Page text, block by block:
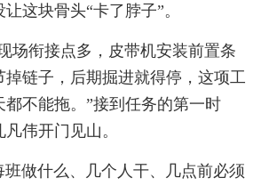
这块骨头“卡了脖子”。
场衔接点多，皮带机安装前置条
链子，后期掘进就得停，这项工
不能拖。”接到任务的第一时
伟开门见山。
班做什么、几个人干、几点前必须